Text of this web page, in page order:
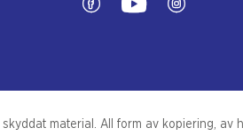
material. All form av kopiering, av